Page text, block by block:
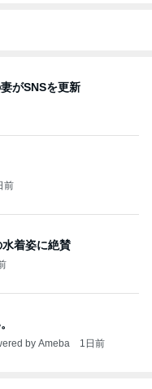
がSNSを更新
前
水着姿に絶賛
by Ameba 1日前